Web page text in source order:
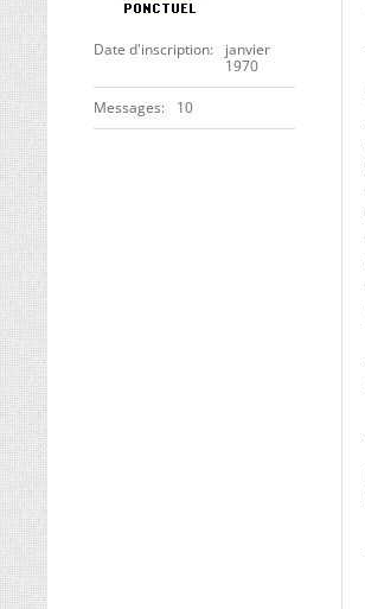
Date d'inscription
janvier
1970
Messages 10